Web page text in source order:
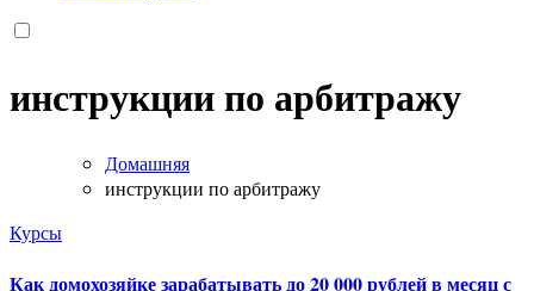
инструкции по арбитражу
Домашняя
инструкции по арбитражу
Курсы
Как домохозяйке зарабатывать до 20 000 рублей в месяц с